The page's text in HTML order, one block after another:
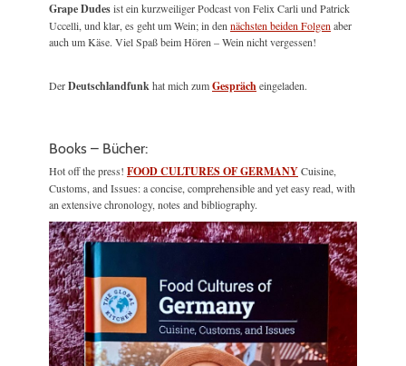
Grape Dudesist ein kurzweiliger Podcast von Felix Carli und Patrick
Uccelli, und klar, es geht um Wein; in den nächsten beiden Folgen aber
auch um Käse. Viel Spaß beim Hören – Wein nicht vergessen!
DerDeutschlandfunkhat mich zumGesprächeingeladen.
Books – Bücher:
Hot off the press! FOOD CULTURES OF GERMANYCuisine,
Customs, and Issues: a concise, comprehensible and yet easy read, with
an extensive chronology, notes and bibliography.